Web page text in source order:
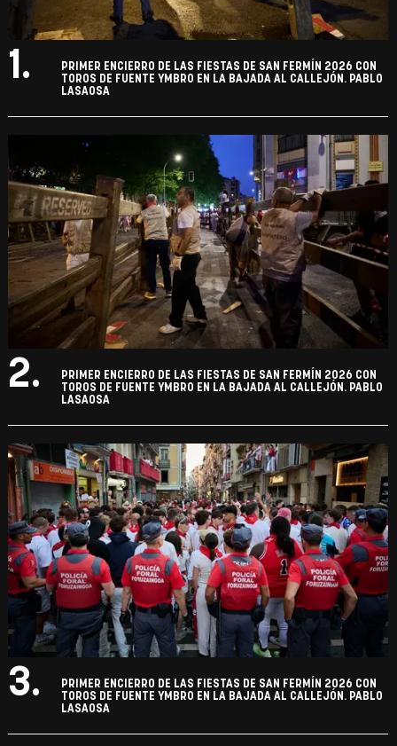
1.
PRIMER ENCIERRO DE LAS FIESTAS DE SAN FERMÍN 2026 CON
TOROS DE FUENTE YMBRO EN LA BAJADA AL CALLEJÓN. PABLO
LASAOSA
2.
PRIMER ENCIERRO DE LAS FIESTAS DE SAN FERMÍN 2026 CON
TOROS DE FUENTE YMBRO EN LA BAJADA AL CALLEJÓN. PABLO
LASAOSA
3.
PRIMER ENCIERRO DE LAS FIESTAS DE SAN FERMÍN 2026 CON
TOROS DE FUENTE YMBRO EN LA BAJADA AL CALLEJÓN. PABLO
LASAOSA